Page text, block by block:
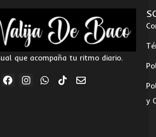
que acompaña tu ritmo diario.
y